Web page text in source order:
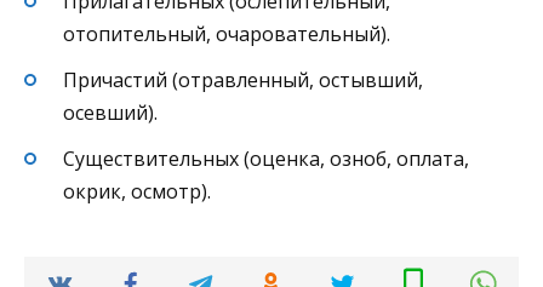
отопительный, очаровательный).
Причастий (отравленный, остывший,
осевший).
Существительных (оценка, озноб, оплата,
окрик, осмотр).